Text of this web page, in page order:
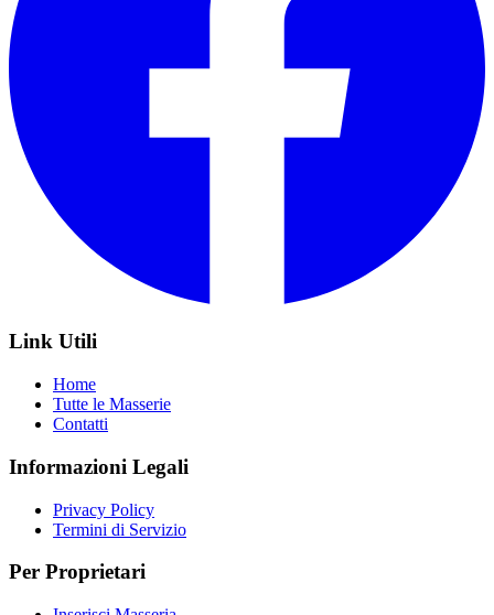
Link Utili
Home
Tutte le Masserie
Contatti
Informazioni Legali
Privacy Policy
Termini di Servizio
Per Proprietari